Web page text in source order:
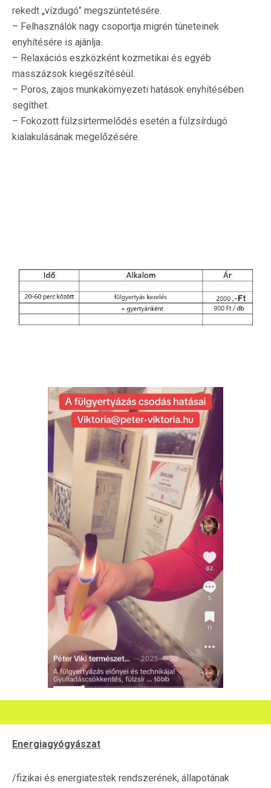
rekedt „vízdugó” megszüntetésére.
– Felhasználók nagy csoportja migrén tüneteinek
enyhítésére is ajánlja.
– Relaxációs eszközként kozmetikai és egyéb
masszázsok kiegészítéséül.
– Poros, zajos munkakörnyezeti hatások enyhítésében
segíthet.
– Fokozott fülzsírtermelődés esetén a fülzsírdugó
kialakulásának megelőzésére.
Energiagyógyászat
/fizikai és energiatestek rendszerének, állapotának